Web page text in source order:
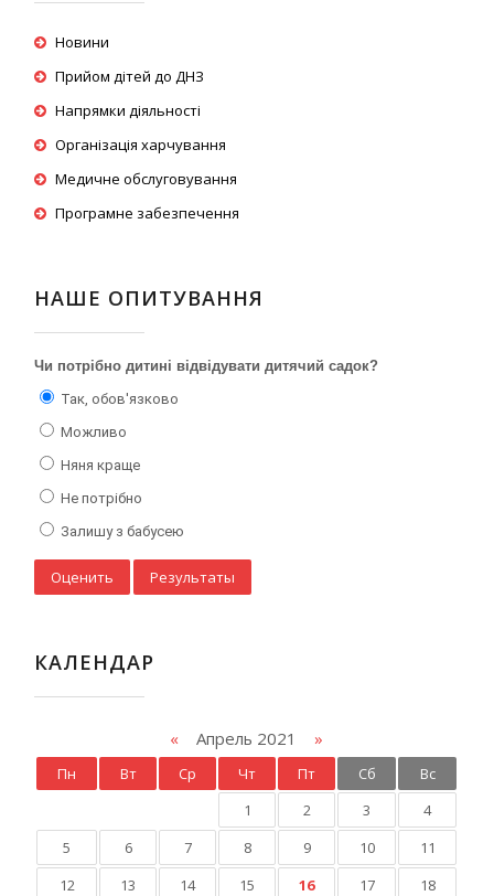
Новини
Прийом дітей до ДНЗ
Напрямки діяльності
Організація харчування
Медичне обслуговування
Програмне забезпечення
НАШЕ ОПИТУВАННЯ
Чи потрібно дитині відвідувати дитячий садок?
Так, обов'язково
Можливо
Няня краще
Не потрібно
Залишу з бабусею
КАЛЕНДАР
« Апрель 2021 »
Пн Вт Ср Чт Пт Сб
Вс
1
2 3
4
5
6 7 8 9 10
11
12
13 14 15 16 17
18